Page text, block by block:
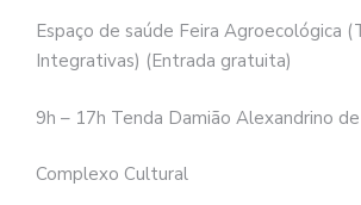
Espaço de saúde Feira Agroecológica
Integrativas) (Entrada gratuita)
9h – 17h Tenda Damião Alexandrino
Complexo Cultural